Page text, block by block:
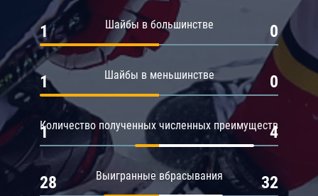
Шайбы в большинстве
1 0
Шайбы в меньшинстве
1 0
Количество полученных численных преимуществ
1 4
Выигранные вбрасывания
28 32